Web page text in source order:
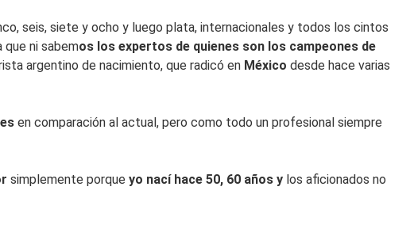
seis, siete y ocho y luego plata, internacionales y todos los cintos
ni sabemos los expertos de quienes son los campeones de
argentino de nacimiento, que radicó en México desde hace varias
en comparación al actual, pero como todo un profesional siempre
simplemente porque yo nací hace 50, 60 años y los aficionados no